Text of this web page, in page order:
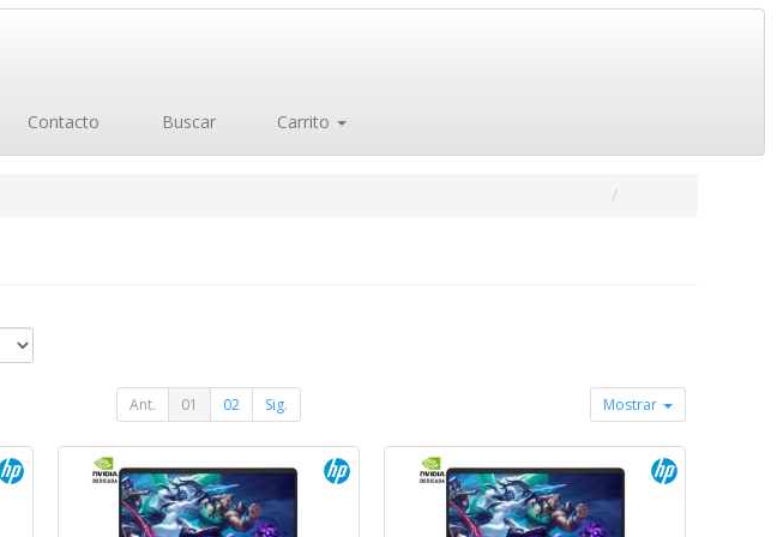
Contacto Buscar Carrito
Ant. 01 02 Sig. Mostrar